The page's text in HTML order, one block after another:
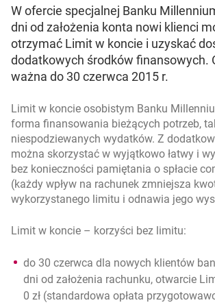
W ofercie specjalnej Banku
dni od założenia konta nowi klienci
otrzymać Limit w koncie i uzyskać
dodatkowych środków finansowych.
ważna do 30 czerwca 2015 r.
Limit w koncie osobistym Banku
forma finansowania bieżących potrzeb,
niespodziewanych wydatków. Z
można skorzystać w wyjątkowo łatwy i
bez konieczności pamiętania o spłacie
(każdy wpływ na rachunek zmniejsza
wykorzystanego limitu i odnawia jego
Limit w koncie – korzyści bez limitu:
do 30 czerwca dla nowych klientów
dni od założenia rachunku, otwarcie
0 zł (standardowa opłata